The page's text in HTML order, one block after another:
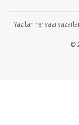
Yazılan her yazı
©